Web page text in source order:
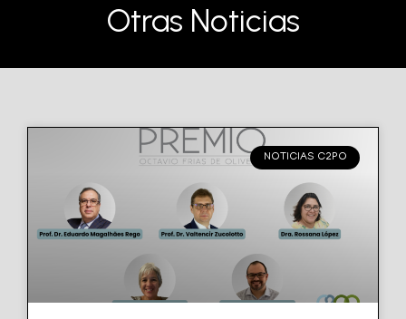
Otras Noticias
NOTICIAS C2PO